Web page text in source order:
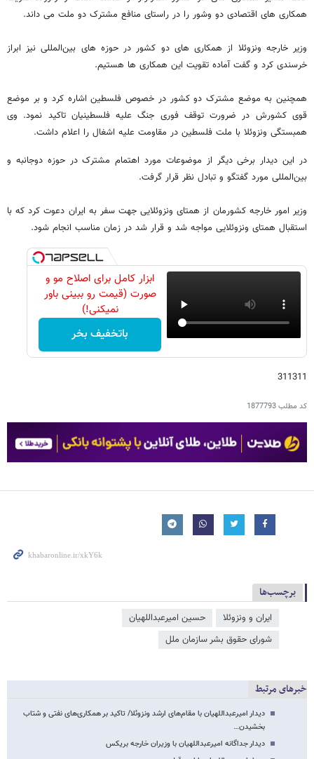
همکاری های اقتصادی دو وشور را در راستای منافع مشترک دو ملت می داند.
وزیر خارجه ونزوئلا از همکاری های دو کشور در حوزه های بین‌المللی نیز ابراز
خرسندی کرد و گفت آماده تقویت این همکاری ها هستیم.
همچنین به موضع مشترک دو کشور در خصوص فلسطین اشاره کرد و بر موضع
قوی کشورش در ضرورت توقف فوری جنگ علیه فلسطینیان تاکید نمود. وی
همبستگی ونزوئلا با ملت فلسطین در مقاومت علیه اشغال را اعلام داشت.
در این دیدار برخی دیگر از موضوعات مورد اهتمام مشترک در حوزه دوجانبه و
بین‌المللی مورد گفتگو و تبادل نظر قرار گرفت.
وزیر امور خارجه کشورمان از همتای ونزوئلایی جهت سفر به ایران دعوت کرد که با
استقبال همتای ونزوئلایی مواجه شد و قرار شد در زمان مناسب انجام شود.
ابزار کامل برای اصلاح مو و
صورت (قیمت رو ببینی باور
نمیکنی!)
باتخفیف بخر
311311
کد مطلب1877793
برچسب‌ها
ایران و ونزوئلا
حسین امیرعبداللهیان
شورای حقوق بشر سازمان ملل
خبرهای مرتبط
دیدار امیرعبداللهیان با مقام‌های ارشد ونزوئلا/ تاکید بر همکاری‌های نفتی و شتاب
بخشیدن…
دیدار جداگانه امیرعبداللهیان با وزیران خارجه بریکس